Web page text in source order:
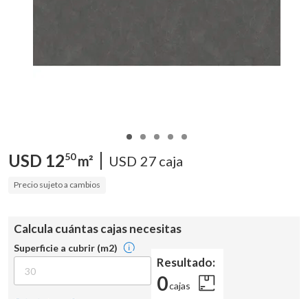
USD 1250 m² USD 27 caja
Precio sujeto a cambios
Calcula cuántas cajas necesitas
Superficie a cubrir (m2)
Resultado:
0cajas